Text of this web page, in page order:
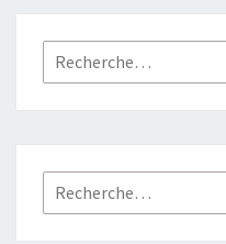
Rechercher :
Rechercher :